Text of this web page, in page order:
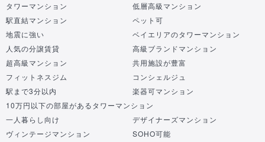
タワーマンション
低層高級マンション
駅直結マンション
ペット可
地震に強い
ベイエリアのタワーマンション
人気の分譲賃貸
高級ブランドマンション
超高級マンション
共用施設が豊富
フィットネスジム
コンシェルジュ
駅まで3分以内
楽器可マンション
10万円以下の部屋があるタワーマンション
一人暮らし向け
デザイナーズマンション
ヴィンテージマンション
SOHO可能